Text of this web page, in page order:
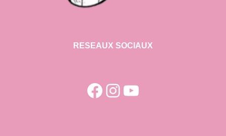
RESEAUX SOCIAUX
Facebook
Instagram
YouTube